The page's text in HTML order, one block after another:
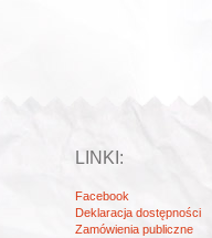
LINKI:
Facebook
Deklaracja dostępności
Zamówienia publiczne